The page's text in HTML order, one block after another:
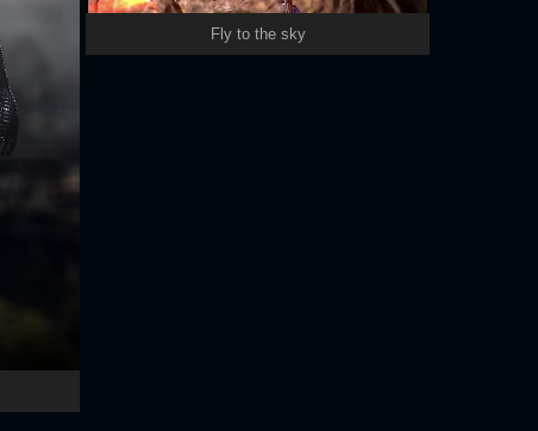
Fly to the sky